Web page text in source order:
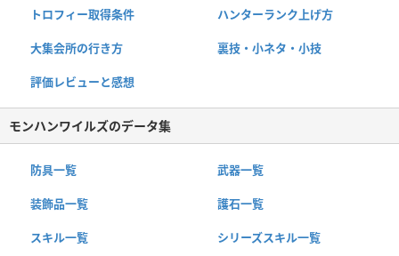
トロフィー取得条件 ハンターランク上げ方
大集会所の行き方 裏技・小ネタ・小技
評価レビューと感想
モンハンワイルズのデータ集
防具一覧 武器一覧
装飾品一覧 護石一覧
スキル一覧 シリーズスキル一覧